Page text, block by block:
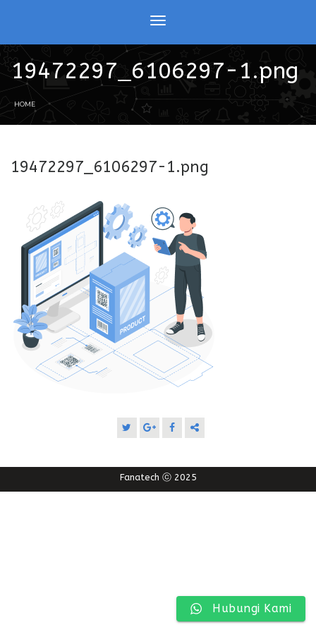
19472297_6106297-1.png
HOME
19472297_6106297-1.png
Fanatech ⓒ 2025
Hubungi Kami